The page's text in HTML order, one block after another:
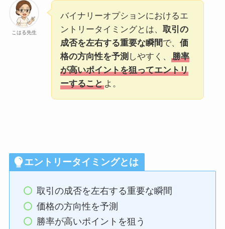
こはる先生
バイナリーオプションにおけるエ
ントリータイミングとは、 取引の
成否を左右する重要な瞬間で、 価
格の方向性を予測 しやすく、
勝率
が高いポイントを狙ってエントリ
ーすることよ。
エントリータイミングとは
取引の成否を左右する重要な瞬間
価格の方向性を予測
勝率が高いポイントを狙う